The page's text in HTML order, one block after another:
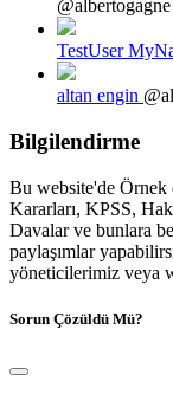
@albertogagne
TestUser
altan engin
Bilgilendirme
Bu website'de Örnek
Kararları, KPSS,
Davalar ve bunlara
paylaşımlar
yöneticilerimiz veya
Sorun Çözüldü Mü?